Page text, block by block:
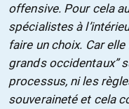
offensive. Pour cela
spécialistes à
faire un choix. Car
grands occidentaux”
processus, ni les
souveraineté et cela